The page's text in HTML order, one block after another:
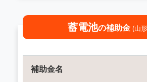
蓄電池の補助金 (山
補助金名